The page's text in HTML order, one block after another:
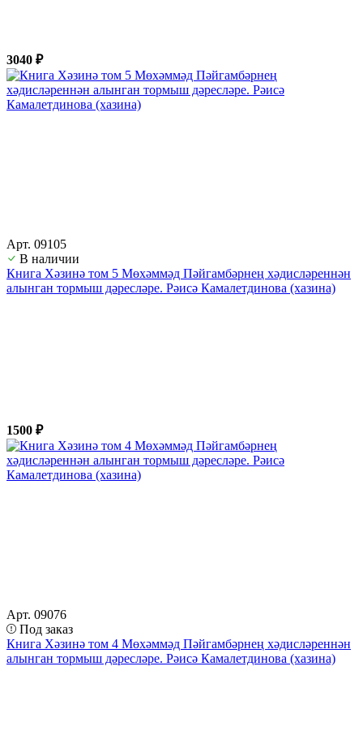
3040 ₽
Арт. 09105
В наличии
Книга Хәзинә том 5 Мөхәммәд Пәйгамбәрнең хәдисләреннән
алынган тормыш дәресләре. Рәисә Камалетдинова (хазина)
1500 ₽
Арт. 09076
Под заказ
Книга Хәзинә том 4 Мөхәммәд Пәйгамбәрнең хәдисләреннән
алынган тормыш дәресләре. Рәисә Камалетдинова (хазина)